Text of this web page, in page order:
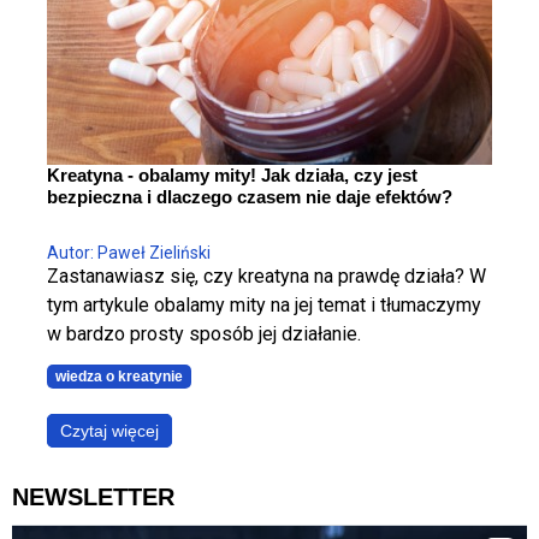
Kreatyna - obalamy mity! Jak działa, czy jest
bezpieczna i dlaczego czasem nie daje efektów?
Autor: Paweł Zieliński
Zastanawiasz się, czy kreatyna na prawdę działa? W
tym artykule obalamy mity na jej temat i tłumaczymy
w bardzo prosty sposób jej działanie.
wiedza o kreatynie
Czytaj więcej
NEWSLETTER